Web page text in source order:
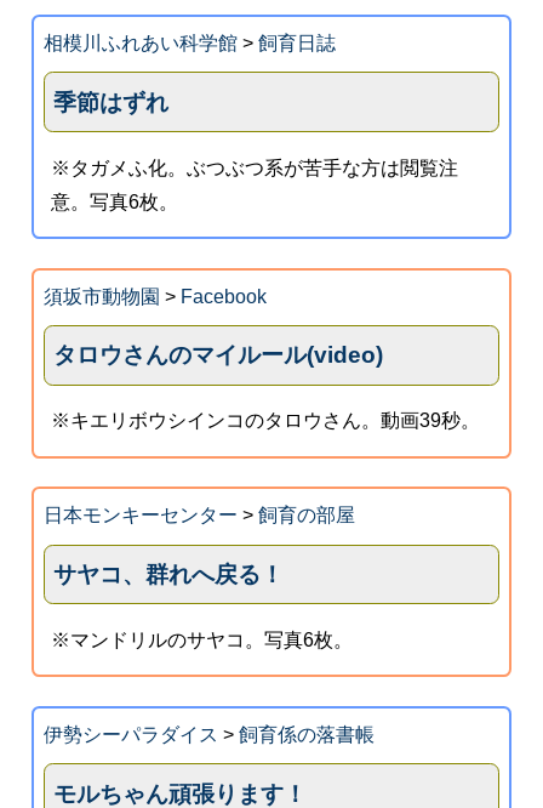
相模川ふれあい科学館> 飼育日誌
季節はずれ
※タガメふ化。ぶつぶつ系が苦手な方は閲覧注
意。写真6枚。
須坂市動物園 > Facebook
タロウさんのマイルール(video)
※キエリボウシインコのタロウさん。動画39秒。
日本モンキーセンター > 飼育の部屋
サヤコ、群れへ戻る！
※マンドリルのサヤコ。写真6枚。
伊勢シーパラダイス > 飼育係の落書帳
モルちゃん頑張ります！